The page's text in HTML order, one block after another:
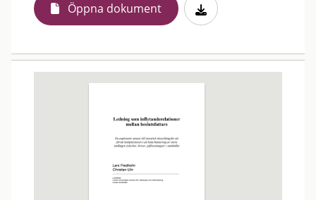
Öppna dokument